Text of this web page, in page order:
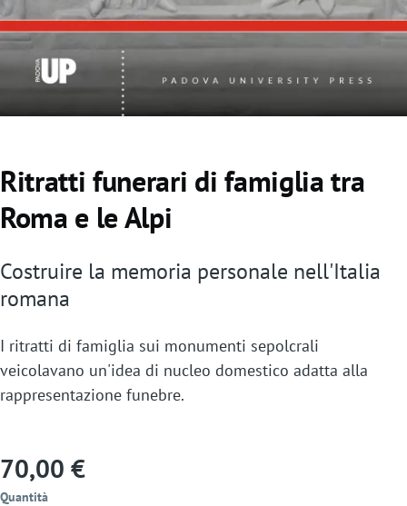
o
Ritratti funerari di famiglia tra
Roma e le Alpi
Costruire la memoria personale nell'Italia
romana
I ritratti di famiglia sui monumenti sepolcrali
veicolavano un'idea di nucleo domestico adatta alla
rappresentazione funebre.
70,00 €
Quantità